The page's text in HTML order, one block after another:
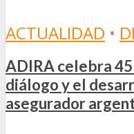
ACTUALIDAD •
ADIRA celebra
diálogo y el
asegurador